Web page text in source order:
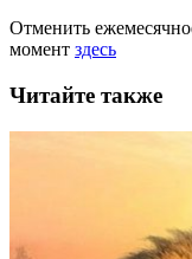
Отменить
момент здесь
Читайте также